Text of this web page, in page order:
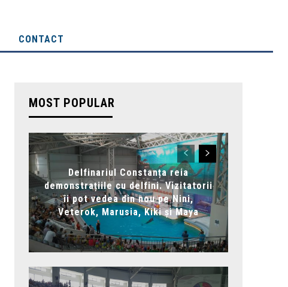
CONTACT
MOST POPULAR
Delfinariul Constanța reia
demonstrațiile cu delfini. Vizitatorii
îi pot vedea din nou pe Nini,
Veterok, Marusia, Kiki și Maya